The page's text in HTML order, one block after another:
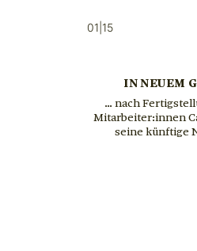
01|15
IN NEUEM
… nach
Mitarbeiter:innen
seine künftige